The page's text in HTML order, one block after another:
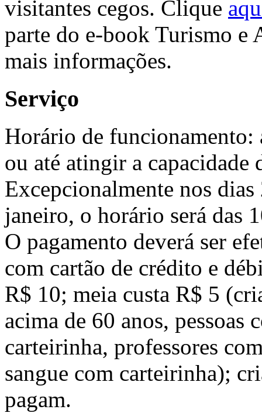
visitantes cegos. Clique
parte do e-book Turismo
mais informações.
Serviço
Horário de funcionamento:
ou até atingir a capacidade
Excepcionalmente nos
janeiro, o horário será das
O pagamento deverá ser
com cartão de crédito e
R$ 10; meia custa R$ 5
acima de 60 anos, pessoas
carteirinha, professores
sangue com carteirinha);
pagam.